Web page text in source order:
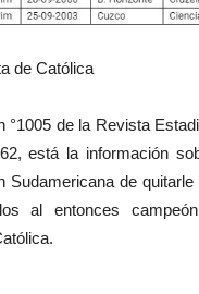
de Católica
°1005 de la Revista
está la información
Sudamericana de
al entonces